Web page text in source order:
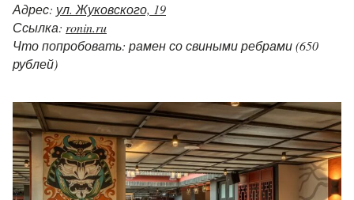
Адрес: ул. Жуковского, 19
Ссылка: ronin.ru
Что попробовать: рамен со свиными ребрами (650
рублей)